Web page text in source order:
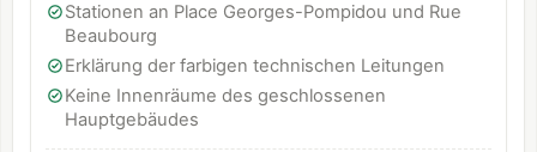
Stationen an Place Georges-Pompidou und Rue
Beaubourg
Erklärung der farbigen technischen Leitungen
Keine Innenräume des geschlossenen
Hauptgebäudes